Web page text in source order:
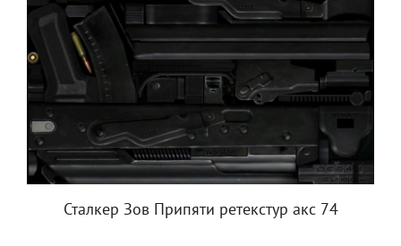
Сталкер Зов Припяти ретекстур акс 74